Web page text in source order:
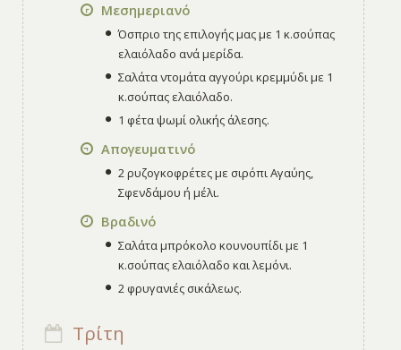
Μεσημεριανό
Όσπριο της επιλογής μας με 1 κ.σούπας
ελαιόλαδο ανά μερίδα.
Σαλάτα ντομάτα αγγούρι κρεμμύδι με 1
κ.σούπας ελαιόλαδο.
1 φέτα ψωμί ολικής άλεσης.
Απογευματινό
2 ρυζογκοφρέτες με σιρόπι Αγαύης,
Σφενδάμου ή μέλι.
Βραδινό
Σαλάτα μπρόκολο κουνουπίδι με 1
κ.σούπας ελαιόλαδο και λεμόνι.
2 φρυγανιές σικάλεως.
Τρίτη